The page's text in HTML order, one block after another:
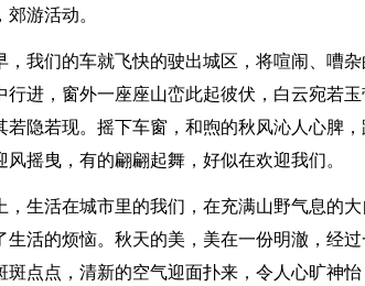
游活动。
，我们的车就飞快的驶出城区，将喧闹、嘈
行进，窗外一座座山峦此起彼伏，白云宛若
若隐若现。摇下车窗，和煦的秋风沁人心脾
风摇曳，有的翩翩起舞，好似在欢迎我们。
，生活在城市里的我们，在充满山野气息的
生活的烦恼。秋天的美，美在一份明澈，经
斑点点，清新的空气迎面扑来，令人心旷神